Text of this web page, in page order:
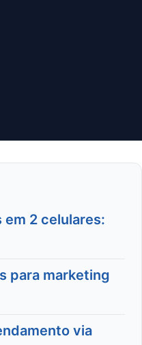
2 celulares:
para marketing
via